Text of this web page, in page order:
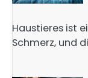
Haustieres ist
Schmerz, und